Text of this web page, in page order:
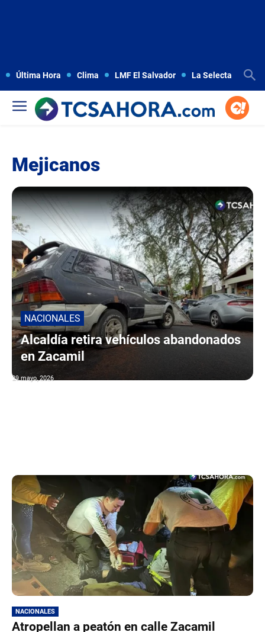
Última Hora Clima LMF El Salvador La Selecta
Mejicanos
NACIONALES
Alcaldía retira vehículos abandonados
en Zacamil
29 mayo, 2026
NACIONALES
Atropellan a peatón en calle Zacamil